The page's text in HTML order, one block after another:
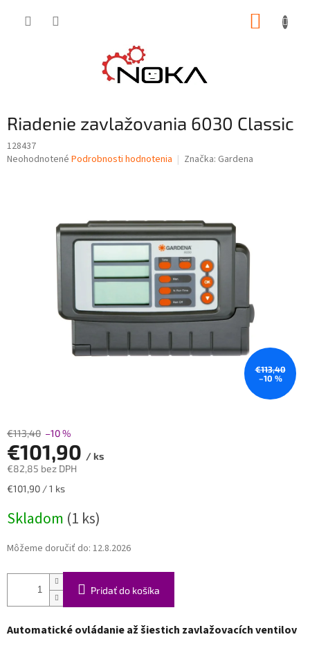
Riadenie zavlažovania 6030 Classic
128437
Priemerné
Neohodnotené Podrobnosti hodnotenia Značka: Gardena
€113,40
–10 %
€113,40 –10 %
€101,90 / ks
€82,85 bez DPH
Jednotková
€101,90 / 1 ks
Skladom (1 ks)
Môžeme doručiť do: 12.8.2026
Pridať do košíka
Automatické ovládanie až šiestich zavlažovacích ventilov